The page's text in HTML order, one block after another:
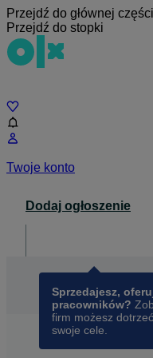
Przejdź do głównej części
Przejdź do stopki
Twoje konto
Dodaj ogłoszenie
Sprzedajesz,
pracowników?
firm możesz
swoje cele.